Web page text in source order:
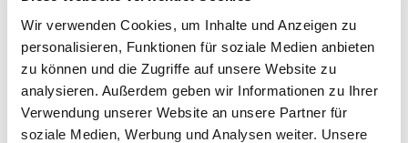
Wir verwenden Cookies, um Inhalte und Anzeigen zu
personalisieren, Funktionen für soziale Medien anbieten
zu können und die Zugriffe auf unsere Website zu
analysieren. Außerdem geben wir Informationen zu Ihrer
Verwendung unserer Website an unsere Partner für
soziale Medien, Werbung und Analysen weiter. Unsere
Technische Daten
Produktart Spreizdübel